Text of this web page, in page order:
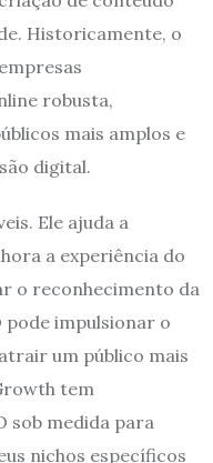
Historicamente, o
robusta,
mais amplos e
digital.
Ele ajuda a
a experiência do
o reconhecimento da
pode impulsionar o
um público mais
tem
sob medida para
nichos específicos